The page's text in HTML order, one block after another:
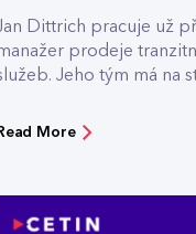
Dittrich pracuje už
prodeje
Jeho tým má na
More